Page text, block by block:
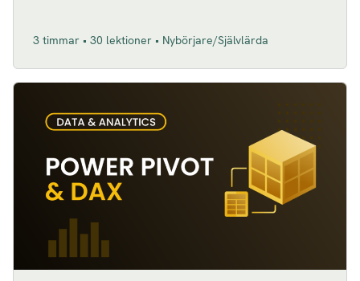
3 timmar • 30 lektioner • Nybörjare/Självlärda